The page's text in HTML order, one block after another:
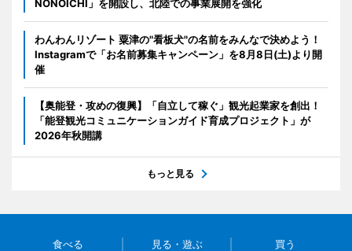
NONOICHI」を開設し、北陸での事業展開を強化
わんわんリゾート 粟津の"看板犬"の名前をみんなで決めよう！
Instagramで「お名前募集キャンペーン」を8月8日(土)より開
催
【奥能登・攻めの復興】「自立して稼ぐ」観光起業家を創出！
「能登観光コミュニケーションガイド育成プロジェクト」が
2026年秋開講
もっと見る
食べる 見る・遊ぶ 買う